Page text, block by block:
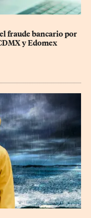
fraude bancario por
y Edomex